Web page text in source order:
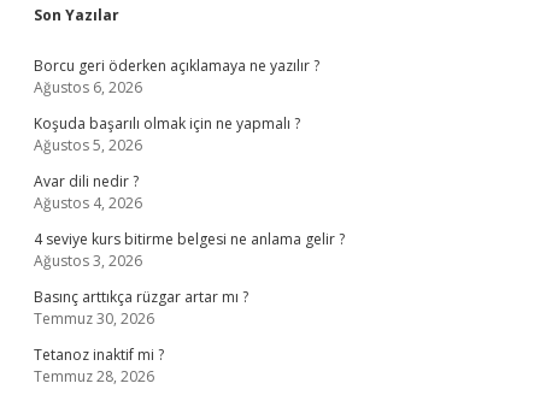
Sidebar
Son Yazılar
Borcu geri öderken açıklamaya ne yazılır ?
Ağustos 6, 2026
Koşuda başarılı olmak için ne yapmalı ?
Ağustos 5, 2026
Avar dili nedir ?
Ağustos 4, 2026
4 seviye kurs bitirme belgesi ne anlama gelir ?
Ağustos 3, 2026
Basınç arttıkça rüzgar artar mı ?
Temmuz 30, 2026
Tetanoz inaktif mi ?
Temmuz 28, 2026